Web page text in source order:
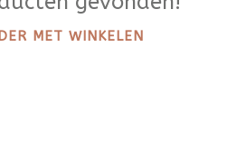
MET WINKELEN